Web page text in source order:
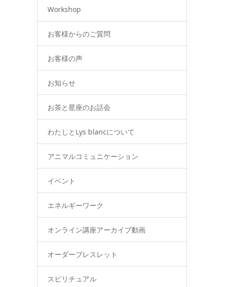
Workshop
お客様からのご質問
お客様の声
お知らせ
お茶と星座のお話会
わたしとLys blancについて
アニマルコミュニケーション
イベント
エネルギーワーク
オンライン講座アーカイブ動画
オーダーブレスレット
スピリチュアル